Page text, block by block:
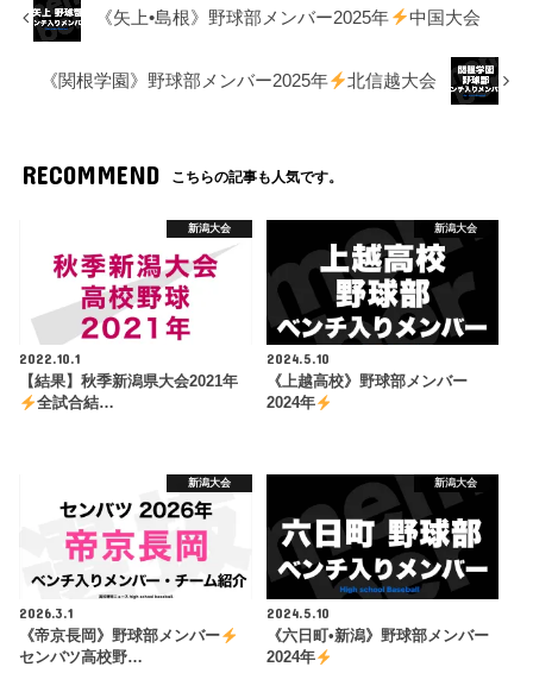
《矢上•島根》野球部メンバー2025年 中国大会
《関根学園》野球部メンバー2025年 北信越大会
RECOMMEND こちらの記事も人気です。
新潟大会
2022.10.1
【結果】秋季新潟県大会2021年
全試合結…
新潟大会
2024.5.10
《上越高校》野球部メンバー
2024年
新潟大会
2026.3.1
《帝京長岡》野球部メンバー
センバツ高校野…
新潟大会
2024.5.10
《六日町•新潟》野球部メンバー
2024年